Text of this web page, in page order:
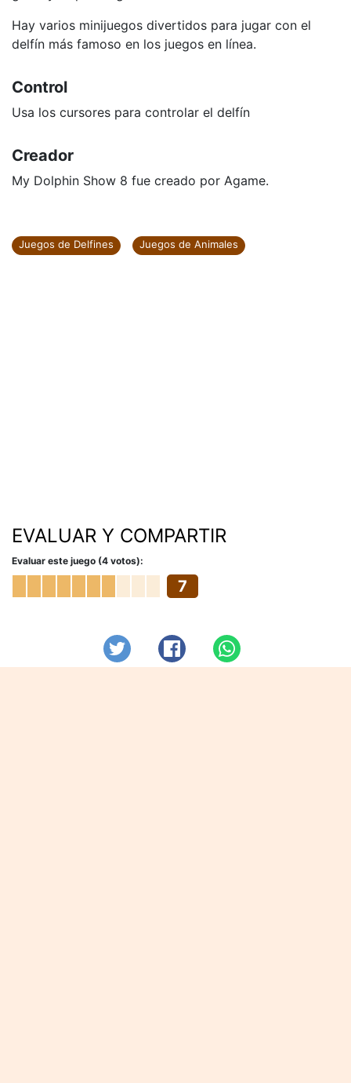
Hay varios minijuegos divertidos para jugar con el
delfín más famoso en los juegos en línea.
Control
Usa los cursores para controlar el delfín
Creador
My Dolphin Show 8 fue creado por Agame.
Juegos de Delfines Juegos de Animales
EVALUAR Y COMPARTIR
Evaluar este juego (4 votos):
7